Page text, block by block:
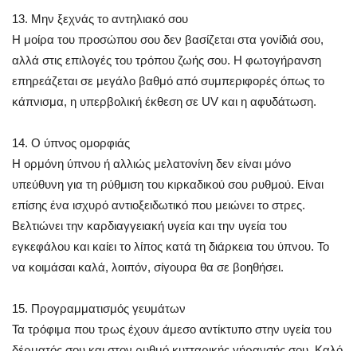
13. Μην ξεχνάς το αντηλιακό σου
Η μοίρα του προσώπου σου δεν βασίζεται στα γονίδιά σου,
αλλά στις επιλογές του τρόπου ζωής σου. Η φωτογήρανση
επηρεάζεται σε μεγάλο βαθμό από συμπεριφορές όπως το
κάπνισμα, η υπερβολική έκθεση σε UV και η αφυδάτωση.
14. Ο ύπνος ομορφιάς
Η ορμόνη ύπνου ή αλλιώς μελατονίνη δεν είναι μόνο
υπεύθυνη για τη ρύθμιση του κιρκαδικού σου ρυθμού. Είναι
επίσης ένα ισχυρό αντιοξειδωτικό που μειώνει το στρες.
Βελτιώνει την καρδιαγγειακή υγεία και την υγεία του
εγκεφάλου και καίει το λίπος κατά τη διάρκεια του ύπνου. Το
να κοιμάσαι καλά, λοιπόν, σίγουρα θα σε βοηθήσει.
15. Προγραμματισμός γευμάτων
Τα τρόφιμα που τρως έχουν άμεσο αντίκτυπο στην υγεία του